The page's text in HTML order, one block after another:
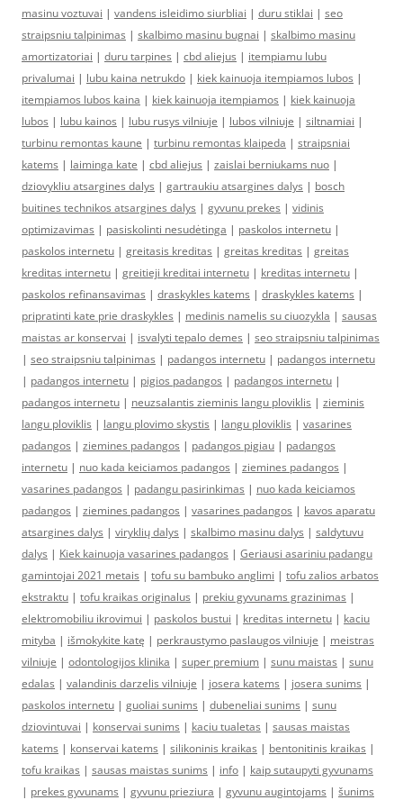
masinu voztuvai | vandens isleidimo siurbliai | duru stiklai | seo
straipsniu talpinimas | skalbimo masinu bugnai | skalbimo masinu
amortizatoriai | duru tarpines | cbd aliejus | itempiamu lubu
privalumai | lubu kaina netrukdo | kiek kainuoja itempiamos lubos |
itempiamos lubos kaina | kiek kainuoja itempiamos | kiek kainuoja
lubos | lubu kainos | lubu rusys vilniuje | lubos vilniuje | siltnamiai |
turbinu remontas kaune | turbinu remontas klaipeda | straipsniai
katems | laiminga kate | cbd aliejus | zaislai berniukams nuo |
dziovykliu atsargines dalys | gartraukiu atsargines dalys | bosch
buitines technikos atsargines dalys | gyvunu prekes | vidinis
optimizavimas | pasiskolinti nesudėtinga | paskolos internetu |
paskolos internetu | greitasis kreditas | greitas kreditas | greitas
kreditas internetu | greitieji kreditai internetu | kreditas internetu |
paskolos refinansavimas | draskykles katems | draskykles katems |
pripratinti kate prie draskykles | medinis namelis su ciuozykla | sausas
maistas ar konservai | isvalyti tepalo demes | seo straipsniu talpinimas
| seo straipsniu talpinimas | padangos internetu | padangos internetu
| padangos internetu | pigios padangos | padangos internetu |
padangos internetu | neuzsalantis zieminis langu ploviklis | zieminis
langu ploviklis | langu plovimo skystis | langu ploviklis | vasarines
padangos | ziemines padangos | padangos pigiau | padangos
internetu | nuo kada keiciamos padangos | ziemines padangos |
vasarines padangos | padangu pasirinkimas | nuo kada keiciamos
padangos | ziemines padangos | vasarines padangos | kavos aparatu
atsargines dalys | viryklių dalys | skalbimo masinu dalys | saldytuvu
dalys | Kiek kainuoja vasarines padangos | Geriausi asariniu padangu
gamintojai 2021 metais | tofu su bambuko anglimi | tofu zalios arbatos
ekstraktu | tofu kraikas originalus | prekiu gyvunams grazinimas |
elektromobiliu ikrovimui | paskolos bustui | kreditas internetu | kaciu
mityba | išmokykite katę | perkraustymo paslaugos vilniuje | meistras
vilniuje | odontologijos klinika | super premium | sunu maistas | sunu
edalas | valandinis darzelis vilniuje | josera katems | josera sunims |
paskolos internetu | guoliai sunims | dubeneliai sunims | sunu
dziovintuvai | konservai sunims | kaciu tualetas | sausas maistas
katems | konservai katems | silikoninis kraikas | bentonitinis kraikas |
tofu kraikas | sausas maistas sunims | info | kaip sutaupyti gyvunams
| prekes gyvunams | gyvunu prieziura | gyvunu augintojams | šunims